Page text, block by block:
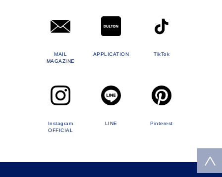
MAIL
MAGAZINE
APPLICATION TikTok
Instagram
OFFICIAL
LINE Pinterest